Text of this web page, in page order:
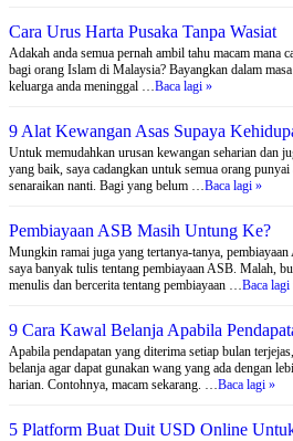
Cara Urus Harta Pusaka Tanpa Wasiat
Adakah anda semua pernah ambil tahu macam mana
bagi orang Islam di Malaysia? Bayangkan dalam
keluarga anda meninggal …Baca lagi »
9 Alat Kewangan Asas Supaya
Untuk memudahkan urusan kewangan seharian dan
yang baik, saya cadangkan untuk semua orang
senaraikan nanti. Bagi yang belum …Baca lagi »
Pembiayaan ASB Masih Untung Ke?
Mungkin ramai juga yang tertanya-tanya,
saya banyak tulis tentang pembiayaan ASB. Malah,
menulis dan bercerita tentang pembiayaan …Baca lagi
9 Cara Kawal Belanja Apabila
Apabila pendapatan yang diterima setiap bulan
belanja agar dapat gunakan wang yang ada dengan
harian. Contohnya, macam sekarang. …Baca lagi »
5 Platform Buat Duit USD Online Untuk